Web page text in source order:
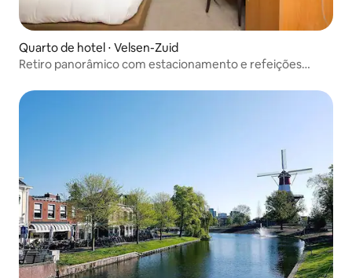
Quarto de hotel ⋅ Velsen-Zuid
Retiro panorâmico com estacionamento e refeições